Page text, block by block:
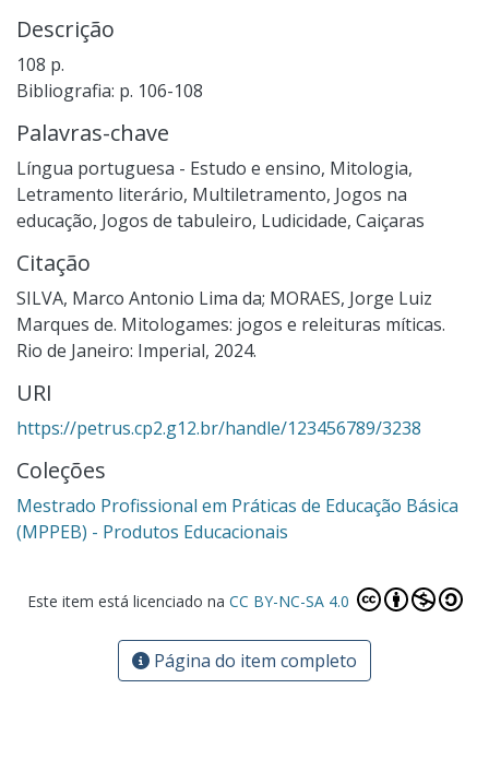
Descrição
108 p.
Bibliografia: p. 106-108
Palavras-chave
Língua portuguesa - Estudo e ensino, Mitologia,
Letramento literário, Multiletramento, Jogos na
educação, Jogos de tabuleiro, Ludicidade, Caiçaras
Citação
SILVA, Marco Antonio Lima da; MORAES, Jorge Luiz
Marques de. Mitologames: jogos e releituras míticas.
Rio de Janeiro: Imperial, 2024.
URI
https://petrus.cp2.g12.br/handle/123456789/3238
Coleções
Mestrado Profissional em Práticas de Educação Básica
(MPPEB) - Produtos Educacionais
Este item está licenciado na CC BY-NC-SA 4.0
Página do item completo